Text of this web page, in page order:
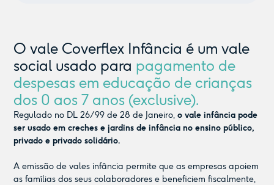
O vale Coverflex Infância é um vale
social usado para pagamento de
despesas em educação de crianças
dos 0 aos 7 anos (exclusive).
Regulado no DL 26/99 de 28 de Janeiro,o vale infância pode
ser usado em creches e jardins de infância no ensino público,
privado e privado solidário.
A emissão de vales infância permite que as empresas apoiem
as famílias dos seus colaboradores e beneficiem fiscalmente,